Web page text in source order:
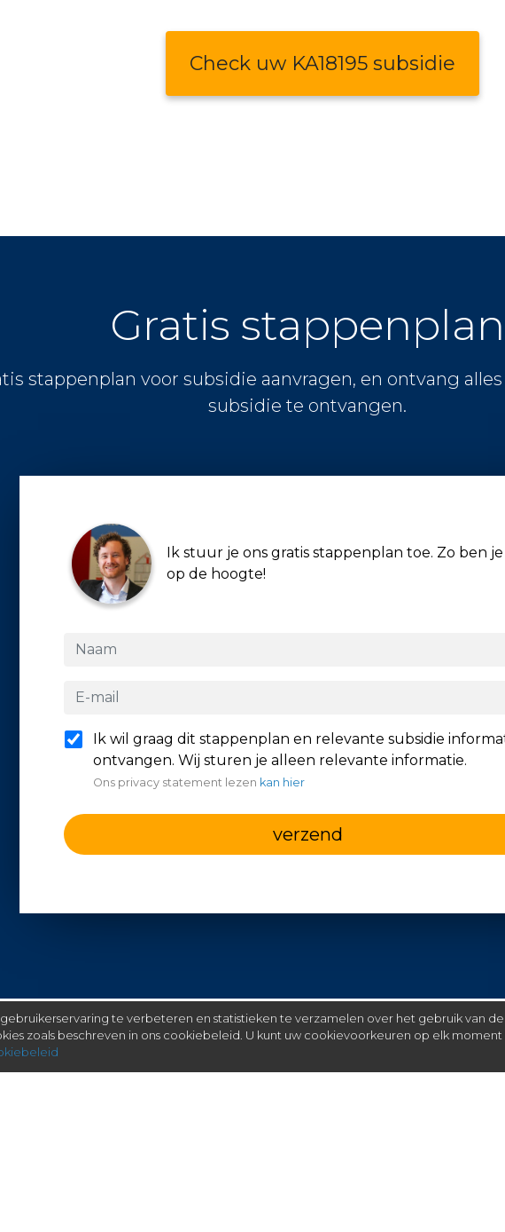
Check uw KA18195 subsidie
Gratis stappenplan
stappenplan voor subsidie aanvragen, en ontvang
subsidie te ontvangen.
Ik stuur je ons gratis stappenplan toe. Zo ben
op de hoogte!
Ik wil graag dit stappenplan en relevante subsidie
ontvangen. Wij sturen je alleen relevante informatie.
Ons privacy statement lezen kan hier
verzend
te verbeteren en statistieken te verzamelen over het gebruik van
zoals beschreven in ons cookiebeleid. U kunt uw cookievoorkeuren op elk